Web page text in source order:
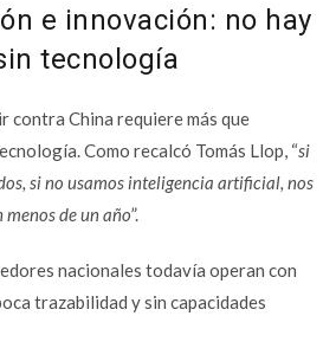
e innovación: no hay
tecnología
contra China requiere más que
Como recalcó Tomás Llop, “si
si no usamos inteligencia artificial, nos
de un año”.
nacionales todavía operan con
trazabilidad y sin capacidades